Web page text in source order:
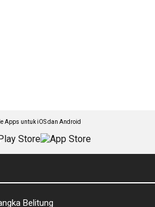
Apps untuk iOS dan Android
Belitung